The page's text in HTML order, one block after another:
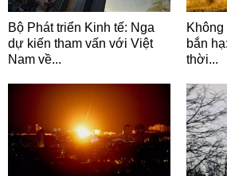
Bộ Phát triển Kinh tế: Nga
dự kiến tham vấn với Việt
Nam về...
bắn
thời...